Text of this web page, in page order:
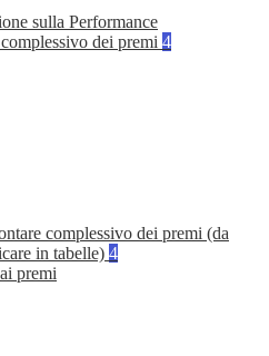
sulla Performance
dei premi 4
complessivo dei premi (da
in tabelle) 4
premi